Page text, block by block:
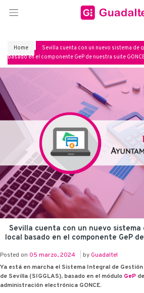
Home
Sevilla cuenta con un nuevo sistema de
basado en el componente G·eP de nuestra suite
Sevilla cuenta con un nuevo
local basado en el componente G·eP
Posted on 05 marzo, 2024 by Guadaltel
Ya está en marcha el Sistema Integral de
de Sevilla (SIGGLAS), basado en el módulo G·eP
administración electrónica G·ONCE.